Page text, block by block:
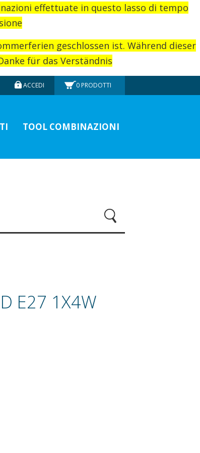
effettuate in questo lasso di tempo
geschlossen ist. Während dieser
für das Verständnis
ACCEDI 0 PRODOTTI
TOOL COMBINAZIONI
E27 1X4W